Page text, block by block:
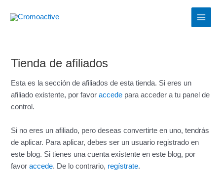
MAIN
Tienda de afiliados
Esta es la sección de afiliados de esta tienda. Si eres un
afiliado existente, por favoraccede para acceder a tu panel de
control.
Si no eres un afiliado, pero deseas convertirte en uno, tendrás
de aplicar. Para aplicar, debes ser un usuario registrado en
este blog. Si tienes una cuenta existente en este blog, por
favoraccede. De lo contrario, regístrate.